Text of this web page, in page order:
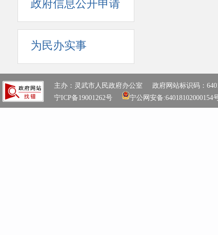
政府信息公开申请
为民办实事
主办：灵武市人民政府办公室 政府网站标识码：
宁ICP备19001262号
宁公网安备:64018102000154